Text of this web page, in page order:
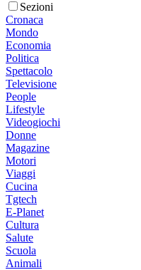
Sezioni
Cronaca
Mondo
Economia
Politica
Spettacolo
Televisione
People
Lifestyle
Videogiochi
Donne
Magazine
Motori
Viaggi
Cucina
Tgtech
E-Planet
Cultura
Salute
Scuola
Animali